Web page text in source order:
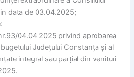
data de 03.04.2025;
04.04.2025 privind aprobarea
Județului Constanța și al
integral sau parțial din venituri